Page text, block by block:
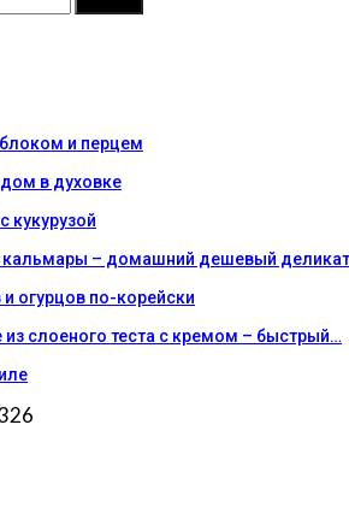
и перцем
в духовке
кукурузой
кальмары – домашний дешевый
и огурцов по-корейски
слоеного теста с кремом – быстрый…